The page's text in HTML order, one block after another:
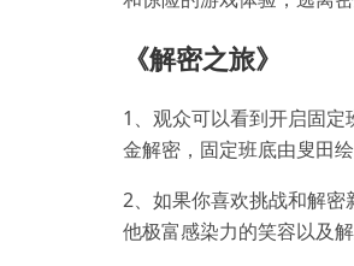
《解密之旅》
1、观众可以看到开启固
金解密，固定班底由叟田绘
2、如果你喜欢挑战和解密
他极富感染力的笑容以及